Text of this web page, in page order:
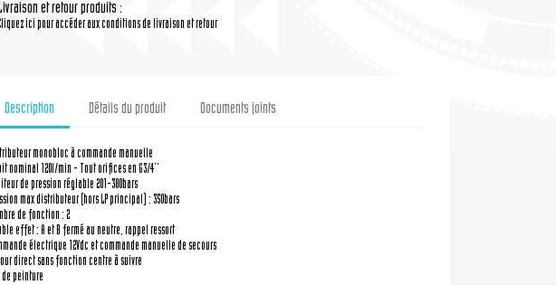
et retour produits :
ici pour accéder aux conditions de livraison et retour
Description Détails du produit Documents joints
monobloc à commande manuelle
nominal 120l/min - Tout orifices en G3/4''
de pression réglable 201-380bars
max distributeur (hors LP principal) : 350bars
de fonction : 2
effet : A et B fermé au neutre, rappel ressort
électrique 12Vdc et commande manuelle de secours
direct sans fonction centre à suivre
de peinture